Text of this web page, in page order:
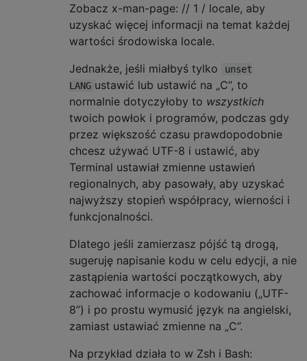
Zobacz x-man-page: // 1 / locale, aby
uzyskać więcej informacji na temat każdej
wartości środowiska locale.
Jednakże, jeśli miałbyś tylko
unset
LANG ustawić lub ustawić na „C”, to
normalnie dotyczyłoby to wszystkich
twoich powłok i programów, podczas gdy
przez większość czasu prawdopodobnie
chcesz używać UTF-8 i ustawić, aby
Terminal ustawiał zmienne ustawień
regionalnych, aby pasowały, aby uzyskać
najwyższy stopień współpracy, wierności i
funkcjonalności.
Dlatego jeśli zamierzasz pójść tą drogą,
sugeruję napisanie kodu w celu edycji, a nie
zastąpienia wartości początkowych, aby
zachować informacje o kodowaniu („UTF-
8”) i po prostu wymusić język na angielski,
zamiast ustawiać zmienne na „C”.
Na przykład działa to w Zsh i Bash: